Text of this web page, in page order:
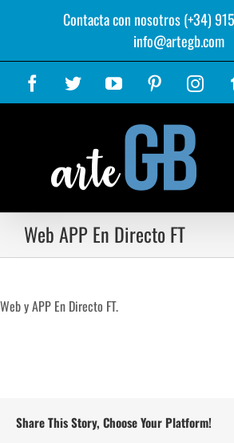
contenido
Contacta con nosotros (+34) 915
info@artegb.com
Facebook
TwitterYouTubePinterest
Web APP En Directo FT
Web y APP En Directo FT.
Share This Story, Choose Your Platform!